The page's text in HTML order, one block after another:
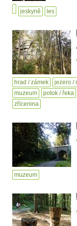
jeskyně les
hrad / zámek jezero /
muzeum
potok / řeka
zřícenina
muzeum